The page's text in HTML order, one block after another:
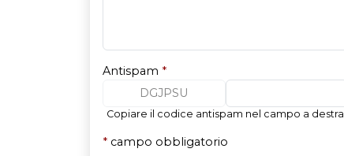
Antispam *
DGJPSU
Copiare il codice antispam nel campo a destra
* campo obbligatorio